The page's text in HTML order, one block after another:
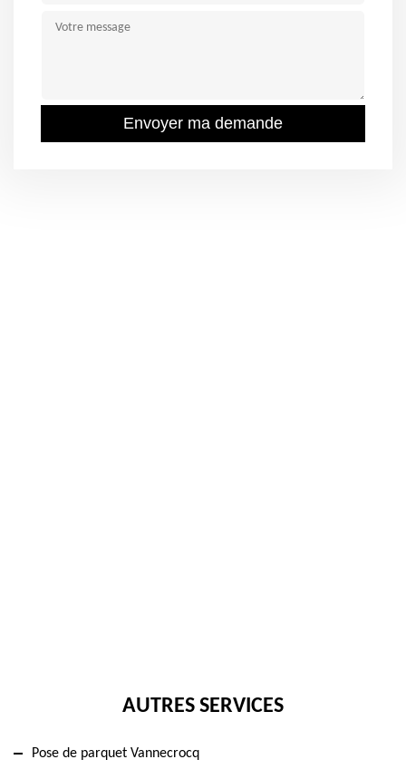
AUTRES SERVICES
Pose de parquet Vannecrocq